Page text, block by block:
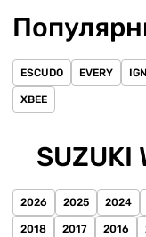
ESCUDO EVERY
XBEE
SUZUKI
2026 2025 2024
2018 2017 2016